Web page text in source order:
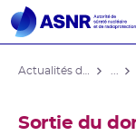
Sortie du